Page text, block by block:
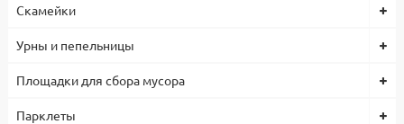
Скамейки
Урны и пепельницы
Площадки для сбора мусора
Парклеты